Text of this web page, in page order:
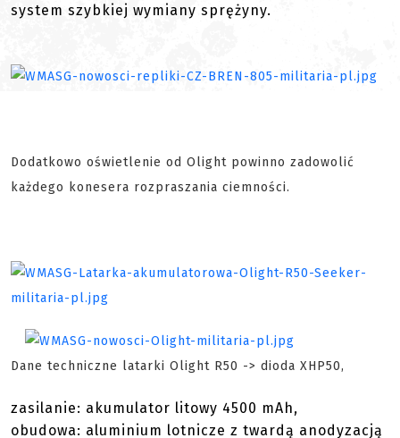
system szybkiej wymiany sprężyny.
Dodatkowo oświetlenie od Olight powinno zadowolić
każdego konesera rozpraszania ciemności.
Dane techniczne latarki Olight R50 -> dioda XHP50,
zasilanie: akumulator litowy 4500 mAh,
obudowa: aluminium lotnicze z twardą anodyzacją